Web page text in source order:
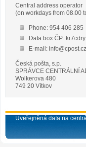
Central address operator
(on workdays from 08.00
Phone: 954 406 285
Data box ČP: kr7cdry
E-mail: info@cpost.cz
Česká pošta, s.p.
SPRÁVCE CENTRÁLNÍ
Wolkerova 480
749 20 Vítkov
Uveřejněná data na